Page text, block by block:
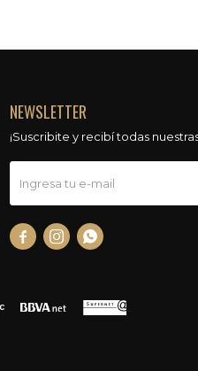
NEWSLETTER
¡Suscribite y recibí todas
  